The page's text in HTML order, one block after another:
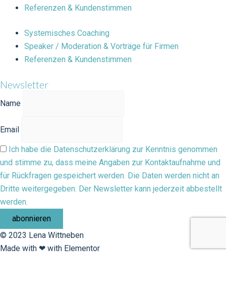
Referenzen & Kundenstimmen
Systemisches Coaching
Speaker / Moderation & Vorträge für Firmen
Referenzen & Kundenstimmen
Newsletter
Name
Email
Ich habe die Datenschutzerklärung zur Kenntnis genommen
und stimme zu, dass meine Angaben zur Kontaktaufnahme und
für Rückfragen gespeichert werden. Die Daten werden nicht an
Dritte weitergegeben. Der Newsletter kann jederzeit abbestellt
werden.
© 2023 Lena Wittneben
Made with ❤ with Elementor​